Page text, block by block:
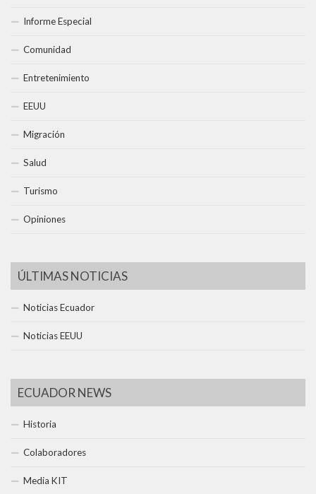
Informe Especial
Comunidad
Entretenimiento
EEUU
Migración
Salud
Turismo
Opiniones
ÚLTIMAS NOTICIAS
Noticias Ecuador
Noticias EEUU
ECUADOR NEWS
Historia
Colaboradores
Media KIT